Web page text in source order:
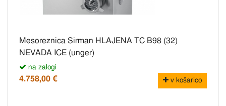
Mesoreznica Sirman HLAJENA TC B98 (32)
NEVADA ICE (unger)
na zalogi
4.758,00 € v košarico